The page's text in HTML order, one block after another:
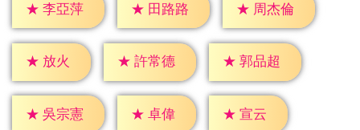
★ 李亞萍 ★ 田路路 ★ 周杰倫
★ 放火 ★ 許常德 ★ 郭品超
★ 吳宗憲 ★ 卓偉 ★ 宣云